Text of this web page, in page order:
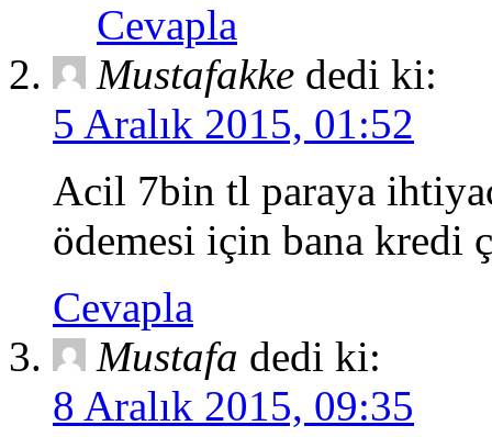
Cevapla
Mustafakke dedi ki:
5 Aralık 2015, 01:52
Acil 7bin tl paraya
ödemesi için bana kredi
Cevapla
Mustafa dedi ki:
8 Aralık 2015, 09:35